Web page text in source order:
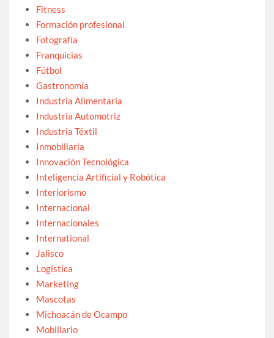
Fitness
Formación profesional
Fotografía
Franquicias
Fútbol
Gastronomía
Industria Alimentaria
Industria Automotriz
Industria Téxtil
Inmobiliaria
Innovación Tecnológica
Inteligencia Artificial y Robótica
Interiorismo
Internacional
Internacionales
International
Jalisco
Logística
Marketing
Mascotas
Michoacán de Ocampo
Mobiliario